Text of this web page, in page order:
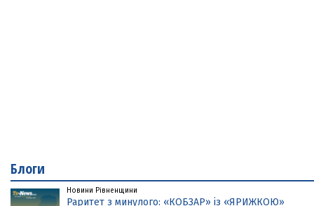
Блоги
Новини Рівненщини
Раритет з минулого: «КОБЗАР» із «ЯРИЖКОЮ»